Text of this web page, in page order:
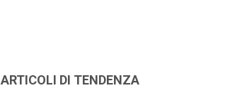
ARTICOLI DI TENDENZA